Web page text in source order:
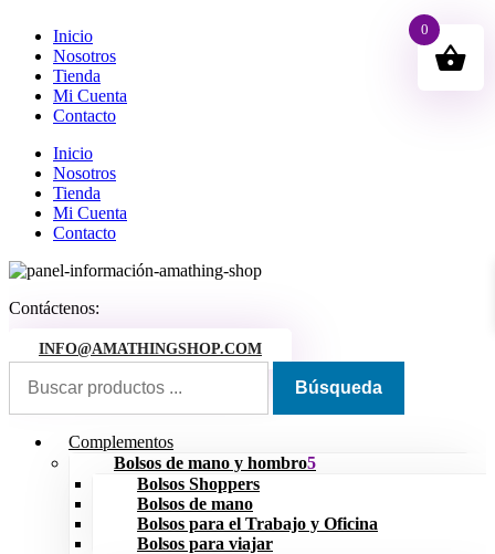
Inicio
Nosotros
Tienda
Mi Cuenta
Contacto
Inicio
Nosotros
Tienda
Mi Cuenta
Contacto
Contáctenos:
INFO@AMATHINGSHOP.COM
Complementos
Bolsos de mano y hombro
Bolsos Shoppers
Bolsos de mano
Bolsos para el Trabajo y Oficina
Bolsos para viajar
0